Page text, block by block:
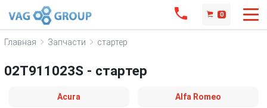
0
Главная Запчасти стартер
02T911023S - стартер
Acura Alfa Romeo